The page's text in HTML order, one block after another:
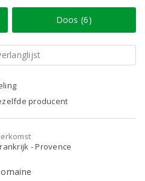
Doos (6)
producent
- Provence